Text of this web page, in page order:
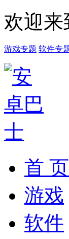
欢迎来
游戏专题 软件专
首 页
游戏
软件